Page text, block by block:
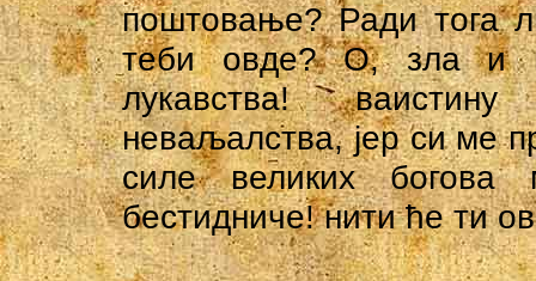
поштовање? Ради тога
теби овде? О, зла и
лукавства!
неваљалства, јер си ме
силе великих богова
бестидниче! нити ће ти